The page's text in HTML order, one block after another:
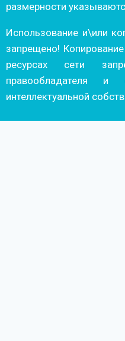
размерности
Использование и\или
запрещено!
ресурсах сети
правообладателя и
интеллектуальной